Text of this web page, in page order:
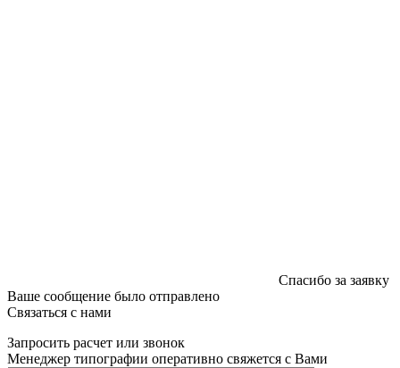
Спасибо за заявку
Ваше сообщение было отправлено
Связаться с нами
Запросить расчет или звонок
Менеджер типографии оперативно свяжется с Вами